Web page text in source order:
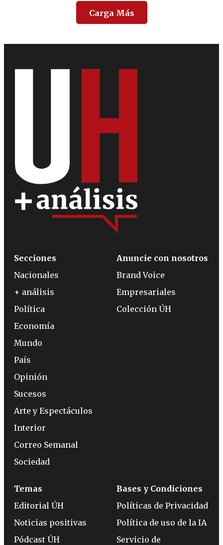
Carga Más
Secciones
Nacionales
+ análisis
Política
Economía
Mundo
País
Opinión
Sucesos
Arte y Espectáculos
Interior
Correo Semanal
Sociedad
Anuncie con nosotros
Brand Voice
Empresariales
Colección ÚH
Temas
Editorial ÚH
Noticias positivas
Pódcast ÚH
Bases y Condiciones
Políticas de Privacidad
Política de uso de la IA
Servicio de